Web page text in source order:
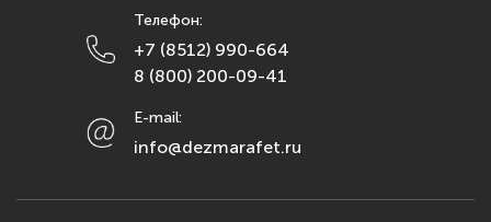
Махачкала
Москва
Набережные Челны
Нижний Новгород
Новосибирск
Телефон:
+7 (8512) 990-664
8 (800) 200-09-41
E-mail:
info@dezmarafet.ru